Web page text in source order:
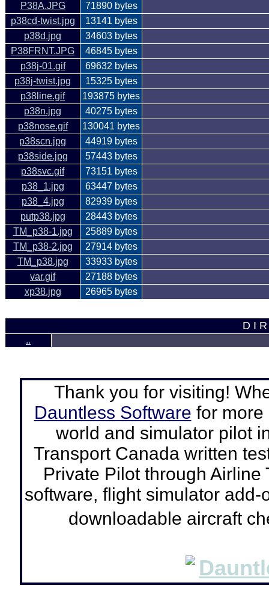
P38A.JPG
71890 bytes
p38cd-twist.jpg
13141 bytes
p38d.jpg
34603 bytes
P38FRNT.JPG
46845 bytes
p38j-01.gif
69632 bytes
p38j-twist.jpg
15325 bytes
p38line.gif
193875 bytes
p38n.jpg
40275 bytes
p38nose.gif
130041 bytes
p38scn.jpg
44919 bytes
p38side.jpg
57443 bytes
p38svc.gif
73151 bytes
p38_1.jpg
63447 bytes
p38_4.jpg
82939 bytes
putp38.jpg
28443 bytes
TM_p38-1.jpg
25889 bytes
TM_p38-2.jpg
27914 bytes
TM_p38.jpg
33933 bytes
var.gif
27188 bytes
xp38.jpg
26965 bytes
D I
..
Thank you for visiting!
Dauntless Software for more
world and simulator pilot
Transport Canada written
Private Pilot through
software, flight simulator
downloadable aircraft